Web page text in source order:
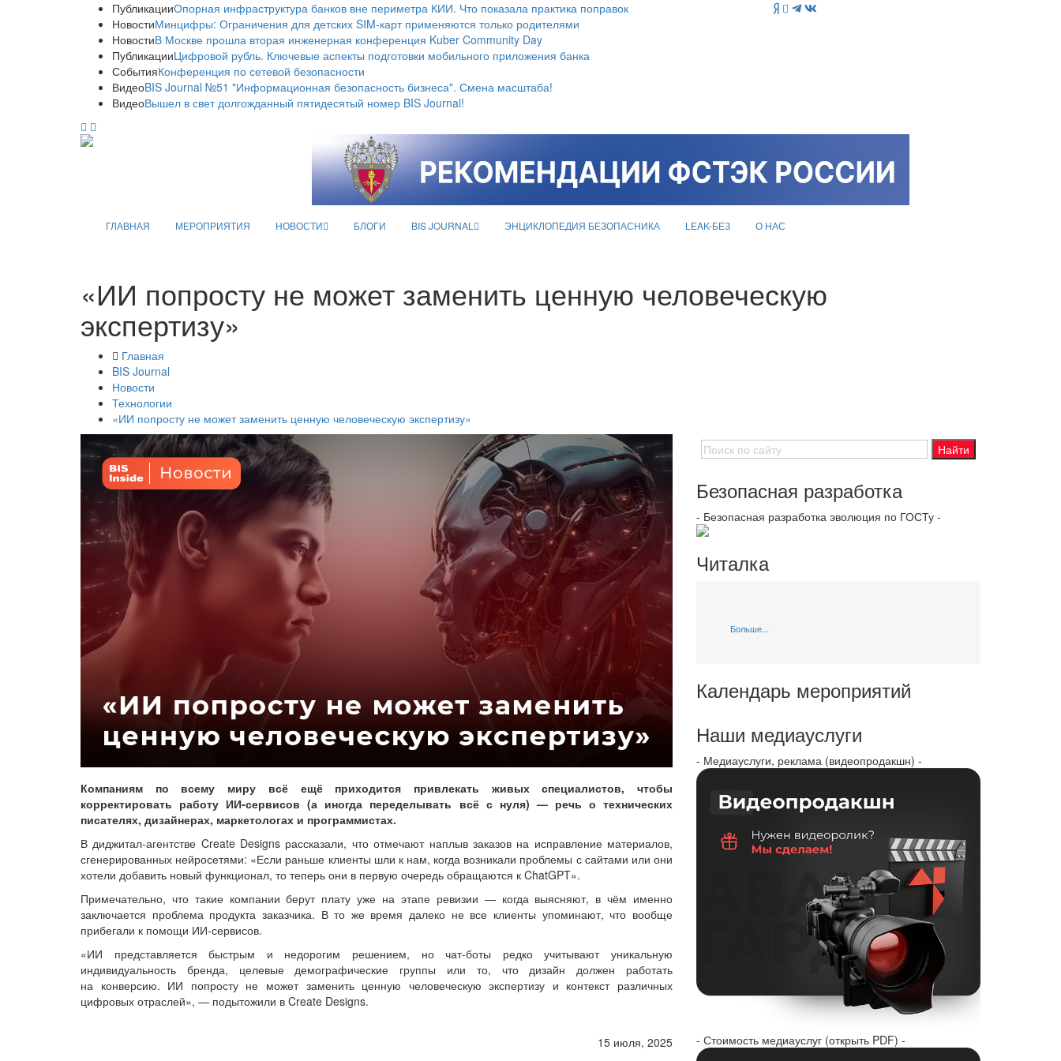
ПубликацииОпорная инфраструктура банков вне периметра КИИ. Что показала практика поправок
НовостиМинцифры: Ограничения для детских SIM-карт применяются только родителями
НовостиВ Москве прошла вторая инженерная конференция Kuber Community Day
ПубликацииЦифровой рубль. Ключевые аспекты подготовки мобильного приложения банка
СобытияКонференция по сетевой безопасности
ВидеоBIS Journal №51 "Информационная безопасность бизнеса". Смена масштаба!
ВидеоВышел в свет долгожданный пятидесятый номер BIS Journal!
ГЛАВНАЯ МЕРОПРИЯТИЯ НОВОСТИ БЛОГИ BIS JOURNAL ЭНЦИКЛОПЕДИЯ БЕЗОПАСНИКА LEAK-БЕЗ О НАС
«ИИ попросту не может заменить ценную человеческую
экспертизу»
Главная
BIS Journal
Новости
Технологии
«ИИ попросту не может заменить ценную человеческую экспертизу»
Компаниям по всему миру всё ещё приходится привлекать живых специалистов, чтобы
корректировать работу ИИ-сервисов (а иногда переделывать всё с нуля) — речь о технических
писателях, дизайнерах, маркетологах и программистах.
В диджитал-агентстве Create Designs рассказали, что отмечают наплыв заказов на исправление материалов,
сгенерированных нейросетями: «Если раньше клиенты шли к нам, когда возникали проблемы с сайтами или они
хотели добавить новый функционал, то теперь они в первую очередь обращаются к ChatGPT».
Примечательно, что такие компании берут плату уже на этапе ревизии — когда выясняют, в чём именно
заключается проблема продукта заказчика. В то же время далеко не все клиенты упоминают, что вообще
прибегали к помощи ИИ-сервисов.
«ИИ представляется быстрым и недорогим решением, но чат-боты редко учитывают уникальную
индивидуальность бренда, целевые демографические группы или то, что дизайн должен работать
на конверсию. ИИ попросту не может заменить ценную человеческую экспертизу и контекст различных
цифровых отраслей», — подытожили в Create Designs.
15 июля, 2025
Безопасная разработка
- Безопасная разработка эволюция по ГОСТу -
Читалка
Больше...
Календарь мероприятий
Наши медиауслуги
- Медиауслуги, реклама (видеопродакшн) -
- Стоимость медиауслуг (открыть PDF) -